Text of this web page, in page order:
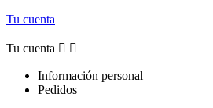
Tu cuenta
Tu cuenta  
Información personal
Pedidos